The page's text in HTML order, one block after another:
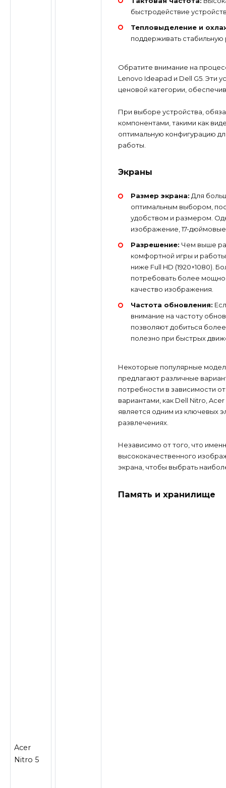
Acer
Nitro 5
быстродействие
Тепловыделение и
поддерживать
Обратите внимание на
Lenovo Ideapad и Dell G5. Эти
ценовой категории,
При выборе устройства,
компонентами, такими как
оптимальную конфигурацию
работы.
Экраны
Размер экрана: Для
оптимальным выбором,
удобством и размером.
изображение, 17-
Разрешение: Чем выше
комфортной игры и
ниже Full HD (1920×1080).
потребовать более
качество изображения.
Частота обновления:
внимание на частоту
позволяют добиться
полезно при быстрых
Некоторые популярные
предлагают различные
потребности в зависимости
вариантами, как Dell Nitro,
является одним из ключевых
развлечениях.
Независимо от того, что
высококачественного
экрана, чтобы выбрать
Память и хранилище